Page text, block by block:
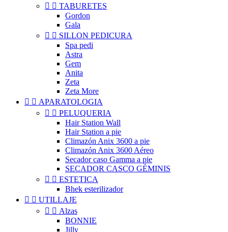
  TABURETES
Gordon
Gala
  SILLON PEDICURA
Spa pedi
Astra
Gem
Anita
Zeta
Zeta More
  APARATOLOGIA
  PELUQUERIA
Hair Station Wall
Hair Station a pie
Climazón Anix 3600 a pie
Climazón Anix 3600 Aéreo
Secador caso Gamma a pie
SECADOR CASCO GÉMINIS
  ESTETICA
Bhek esterilizador
  UTILLAJE
  Alzas
BONNIE
Jilly